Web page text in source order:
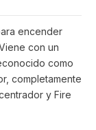
encender
con un
como
completamente
y Fire